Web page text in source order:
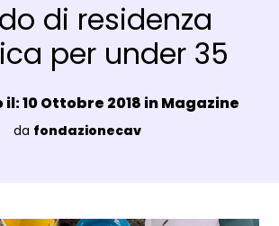
di residenza
per under 35
10 Ottobre 2018 inMagazine
Luogo:
da fondazionecav